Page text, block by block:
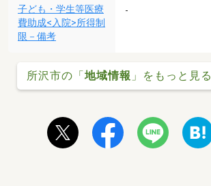
子ども・学生等医療
費助成<入院>所得制
限－備考
-
所沢市の「地域情報 」をもっと見る